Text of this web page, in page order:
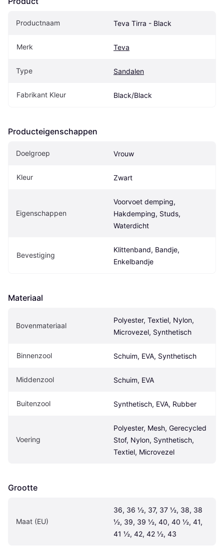
Productnaam Teva Tirra - Black
Merk Teva
Type Sandalen
Fabrikant Kleur Black/Black
Producteigenschappen
Doelgroep Vrouw
Kleur Zwart
Eigenschappen
Voorvoet demping,
Hakdemping, Studs,
Waterdicht
Bevestiging
Klittenband, Bandje,
Enkelbandje
Materiaal
Bovenmateriaal
Polyester, Textiel, Nylon,
Microvezel, Synthetisch
Binnenzool Schuim, EVA, Synthetisch
Middenzool Schuim, EVA
Buitenzool Synthetisch, EVA, Rubber
Voering
Polyester, Mesh, Gerecycled
Stof, Nylon, Synthetisch,
Textiel, Microvezel
Grootte
Maat (EU)
36, 36 ½, 37, 37 ½, 38, 38
½, 39, 39 ½, 40, 40 ½, 41,
41 ½, 42, 42 ½, 43